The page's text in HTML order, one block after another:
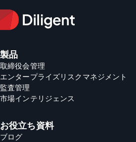
製品
取締役会管理
エンタープライズリスクマネジメント
監査管理
市場インテリジェンス
お役立ち資料
ブログ